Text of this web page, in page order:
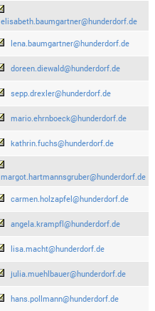
elisabeth.baumgartner@hunderdorf.de
lena.baumgartner@hunderdorf.de
doreen.diewald@hunderdorf.de
sepp.drexler@hunderdorf.de
mario.ehrnboeck@hunderdorf.de
kathrin.fuchs@hunderdorf.de
margot.hartmannsgruber@hunderdorf.de
carmen.holzapfel@hunderdorf.de
angela.krampfl@hunderdorf.de
lisa.macht@hunderdorf.de
julia.muehlbauer@hunderdorf.de
hans.pollmann@hunderdorf.de